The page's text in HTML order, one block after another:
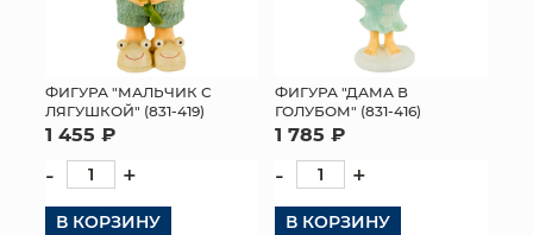
ФИГУРА "МАЛЬЧИК С
ЛЯГУШКОЙ" (831-419)
1 455 ₽
- +
В КОРЗИНУ
ФИГУРА "ДАМА В
ГОЛУБОМ" (831-416)
1 785 ₽
- +
В КОРЗИНУ